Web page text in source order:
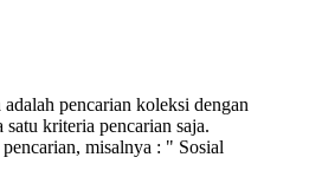
adalah pencarian koleksi dengan
satu kriteria pencarian saja.
misalnya : " Sosial